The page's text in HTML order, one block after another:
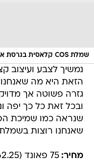
שמלת COS קלאסית בגרסת אסוס
נמשיך לצבע ועיצוב
הזאת היא מה
גזרה פשוטה אך
ובכל זאת כל כך יפה
שנראה כמו שמיכת
שאנחנו רוצות
מחיר: